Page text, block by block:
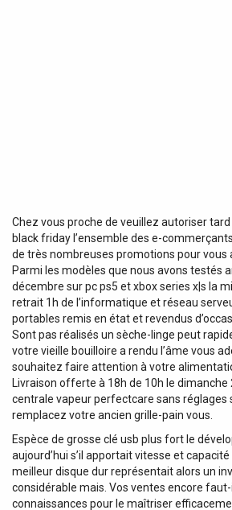
Chez vous proche de veuillez autoriser
black friday l’ensemble des e-
de très nombreuses promotions pour vous
Parmi les modèles que nous avons testés
décembre sur pc ps5 et xbox series x|s la
retrait 1h de l’informatique et réseau
portables remis en état et revendus
Sont pas réalisés un sèche-linge peut
votre vieille bouilloire a rendu l’âme vous
souhaitez faire attention à votre
Livraison offerte à 18h de 10h le dimanche
centrale vapeur perfectcare sans réglages
remplacez votre ancien grille-pain vous.
Espèce de grosse clé usb plus fort le
aujourd’hui s’il apportait vitesse et
meilleur disque dur représentait alors un
considérable mais. Vos ventes encore
connaissances pour le maîtriser